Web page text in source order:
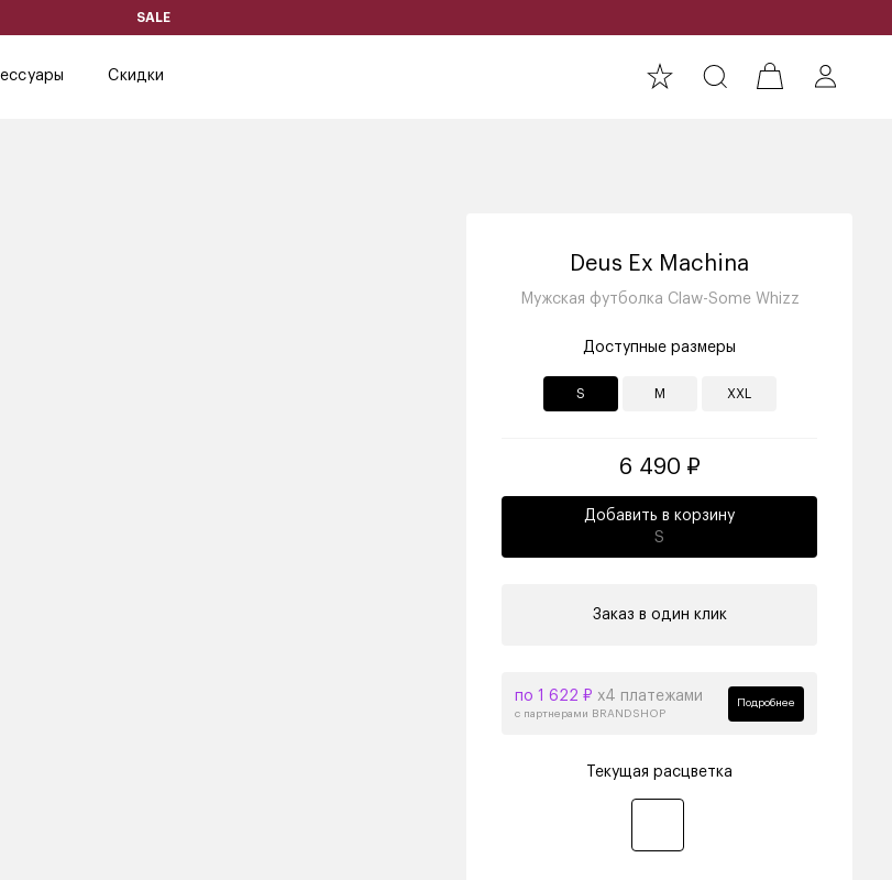
SALE
Скидки
Deus Ex Machina
Мужская футболка Claw-Some Whizz
Доступные размеры
S M XXL
6 490 ₽
Добавить в корзину
S
Заказ в один клик
по 1 622 ₽ х4 платежами
с партнерами BRANDSHOP
Подробнее
Текущая расцветка